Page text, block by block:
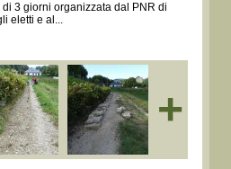
3 giorni organizzata dal PNR di
eletti e al...
+